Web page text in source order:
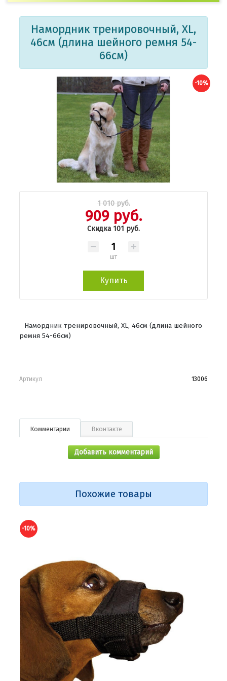
Намордник тренировочный, XL,
46см (длина шейного ремня 54-
66см)
-10%
1 010 руб.
909 руб.
Скидка 101 руб.
шт
Купить
Намордник тренировочный, XL, 46см (длина шейного
ремня 54-66см)
Артикул 13006
Комментарии Вконтакте
Добавить комментарий
Похожие товары
-10%